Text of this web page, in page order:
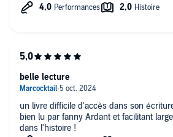
un livre difficile d'accès dans son
bien lu par fanny Ardant et facilitant
dans l'histoire !
belle lecture